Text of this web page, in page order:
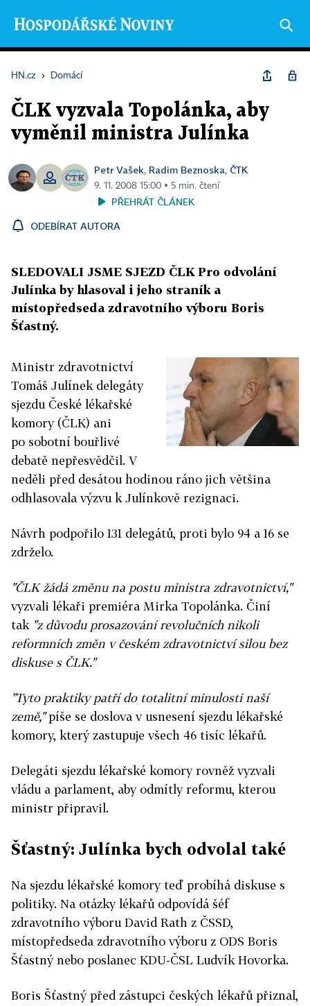
HN.cz › Domácí
ČLK vyzvala Topolánka, aby
vyměnil ministra Julínka
Petr Vašek, Radim Beznoska, ČTK
9. 11. 2008 15:00 ▪ 5 min. čtení
PŘEHRÁT ČLÁNEK
ODEBÍRAT AUTORA
SLEDOVALI JSME SJEZD ČLK Pro odvolání
Julínka by hlasoval i jeho straník a
místopředseda zdravotního výboru Boris
Šťastný.
Ministr zdravotnictví
Tomáš Julínek delegáty
sjezdu České lékařské
komory (ČLK) ani
po sobotní bouřlivé
debatě nepřesvědčil. V
neděli před desátou hodinou ráno jich většina
odhlasovala výzvu k Julínkově rezignaci.
Návrh podpořilo 131 delegátů, proti bylo 94 a 16 se
zdrželo.
"ČLK žádá změnu na postu ministra zdravotnictví,"
vyzvali lékaři premiéra Mirka Topolánka. Činí
tak "z důvodu prosazování revolučních nikoli
reformních změn v českém zdravotnictví silou bez
diskuse s ČLK."
"Tyto praktiky patří do totalitní minulosti naší
země,"píše se doslova v usnesení sjezdu lékařské
komory, který zastupuje všech 46 tisíc lékařů.
Delegáti sjezdu lékařské komory rovněž vyzvali
vládu a parlament, aby odmítly reformu, kterou
ministr připravil.
Šťastný: Julínka bych odvolal také
Na sjezdu lékařské komory teď probíhá diskuse s
politiky. Na otázky lékařů odpovídá šéf
zdravotního výboru David Rath z ČSSD,
místopředseda zdravotního výboru z ODS Boris
Šťastný nebo poslanec KDU-ČSL Ludvík Hovorka.
Boris Šťastný před zástupci českých lékařů přiznal,